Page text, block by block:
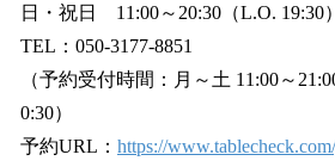
日・祝日 11:00～20:30（L.O. 19:30）
TEL：050-3177-8851
（予約受付時間：月～土 11:00～
0:30）
予約URL： https://